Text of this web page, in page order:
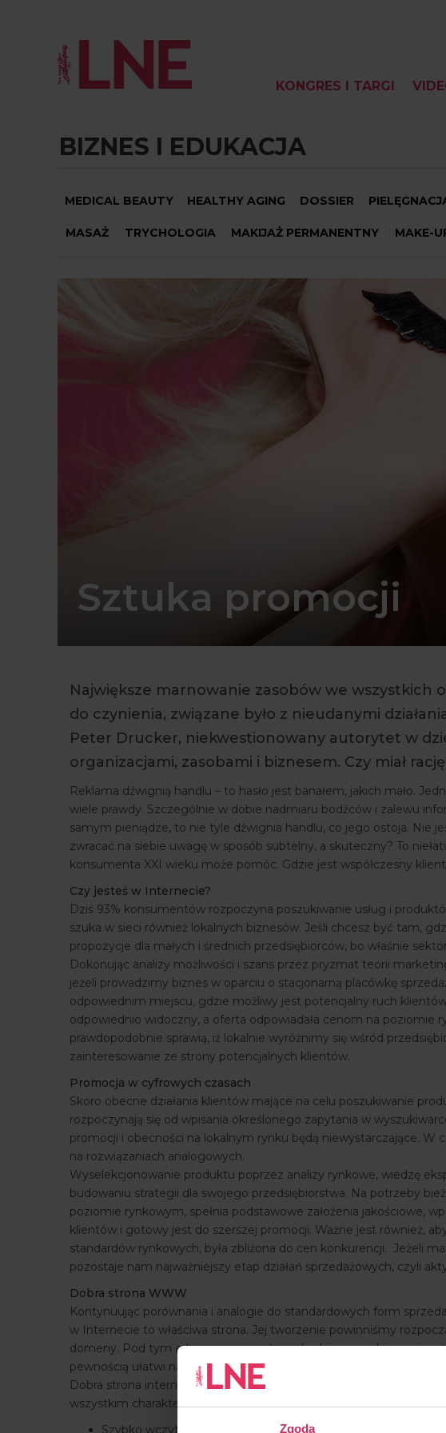
Zgoda
KONGRES I TARGI
BIZNES I EDUKACJA
MEDICAL BEAUTY HEALTHY AGING DOSSIER
MASAŻ TRYCHOLOGIA MAKIJAŻ PERMANENTNY MAKE-
Sztuka promocji
Największe marnowanie zasobów we wszystkich
do czynienia, związane było z nieudanymi
Peter Drucker, niekwestionowany autorytet w
organizacjami, zasobami i biznesem. Czy miał
Reklama dźwignią handlu – to hasło jest banałem, jakich mało.
wiele prawdy. Szczególnie w dobie nadmiaru bodźców i zalewu
samym pieniądze, to nie tyle dźwignia handlu, co jego ostoja. Nie
zwracać na siebie uwagę w sposób subtelny, a skuteczny? To
konsumenta XXI wieku może pomóc. Gdzie jest współczesny
Czy jesteś w Internecie?
Dziś 93% konsumentów rozpoczyna poszukiwanie usług i
szuka w sieci również lokalnych biznesów. Jeśli chcesz być tam,
propozycje dla małych i średnich przedsiębiorców, bo właśnie
Dokonując analizy możliwości i szans przez pryzmat teorii
jeżeli prowadzimy biznes w oparciu o stacjonarną placówkę
odpowiednim miejscu, gdzie możliwy jest potencjalny ruch
odpowiednio widoczny, a oferta odpowiadała cenom na poziomie
prawdopodobnie sprawią, iż lokalnie wyróżnimy się wśród
zainteresowanie ze strony potencjalnych klientów.
Promocja w cyfrowych czasach
Skoro obecne działania klientów mające na celu poszukiwanie
rozpoczynają się od wpisania określonego zapytania w
promocji i obecności na lokalnym rynku będą niewystarczające. W
na rozwiązaniach analogowych.
Wyselekcjonowanie produktu poprzez analizy rynkowe, wiedzę
budowaniu strategii dla swojego przedsiębiorstwa. Na potrzeby
poziomie rynkowym, spełnia podstawowe założenia jakościowe,
klientów i gotowy jest do szerszej promocji. Ważne jest również,
standardów rynkowych, była zbliżona do cen konkurencji. Jeżeli
pozostaje nam najważniejszy etap działań sprzedażowych, czyli
Dobra strona WWW
Kontynuując porównania i analogie do standardowych form
w Internecie to właściwa strona. Jej tworzenie powinniśmy
domeny. Pod tym adresem nasza strona będzie wyszukiwana i
pewnością ułatwi nam start oraz obecność w sieci.
Dobra strona internetowa to strona odpowiadająca formą i
wszystkim charakteryzująca się poniższymi parametrami:
Szybko wczytuje się zarówno na urządzenia stacjonarne, jak i